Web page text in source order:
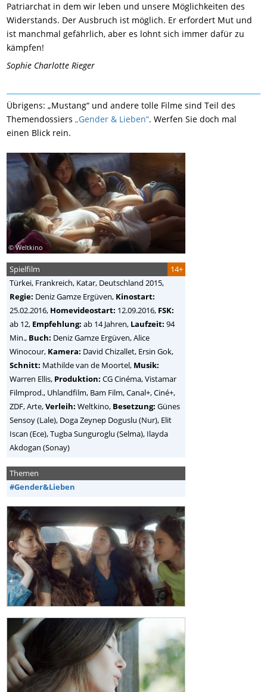
Patriarchat in dem wir leben und unsere Möglichkeiten des
Widerstands. Der Ausbruch ist möglich. Er erfordert Mut und
ist manchmal gefährlich, aber es lohnt sich immer dafür zu
kämpfen!
Sophie Charlotte Rieger
Übrigens: „Mustang“ und andere tolle Filme sind Teil des
Themendossiers„Gender & Lieben“. Werfen Sie doch mal
einen Blick rein.
© Weltkino
14+
Spielfilm
Türkei, Frankreich, Katar, Deutschland 2015,
Regie: Deniz Gamze Ergüven, Kinostart:
25.02.2016, Homevideostart: 12.09.2016, FSK:
ab 12, Empfehlung: ab 14 Jahren, Laufzeit: 94
Min., Buch: Deniz Gamze Ergüven, Alice
Winocour, Kamera: David Chizallet, Ersin Gok,
Schnitt: Mathilde van de Moortel, Musik:
Warren Ellis, Produktion: CG Cinéma, Vistamar
Filmprod., Uhlandfilm, Bam Film, Canal+, Ciné+,
ZDF, Arte,Verleih: Weltkino, Besetzung: Günes
Sensoy (Lale), Doga Zeynep Doguslu (Nur), Elit
Iscan (Ece), Tugba Sunguroglu (Selma), Ilayda
Akdogan (Sonay)
Themen
#Gender&Lieben